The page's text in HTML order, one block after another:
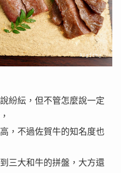
紛紜，但不管怎麼說一定
，不過佐賀牛的知名度也
三大和牛的拼盤，大方還